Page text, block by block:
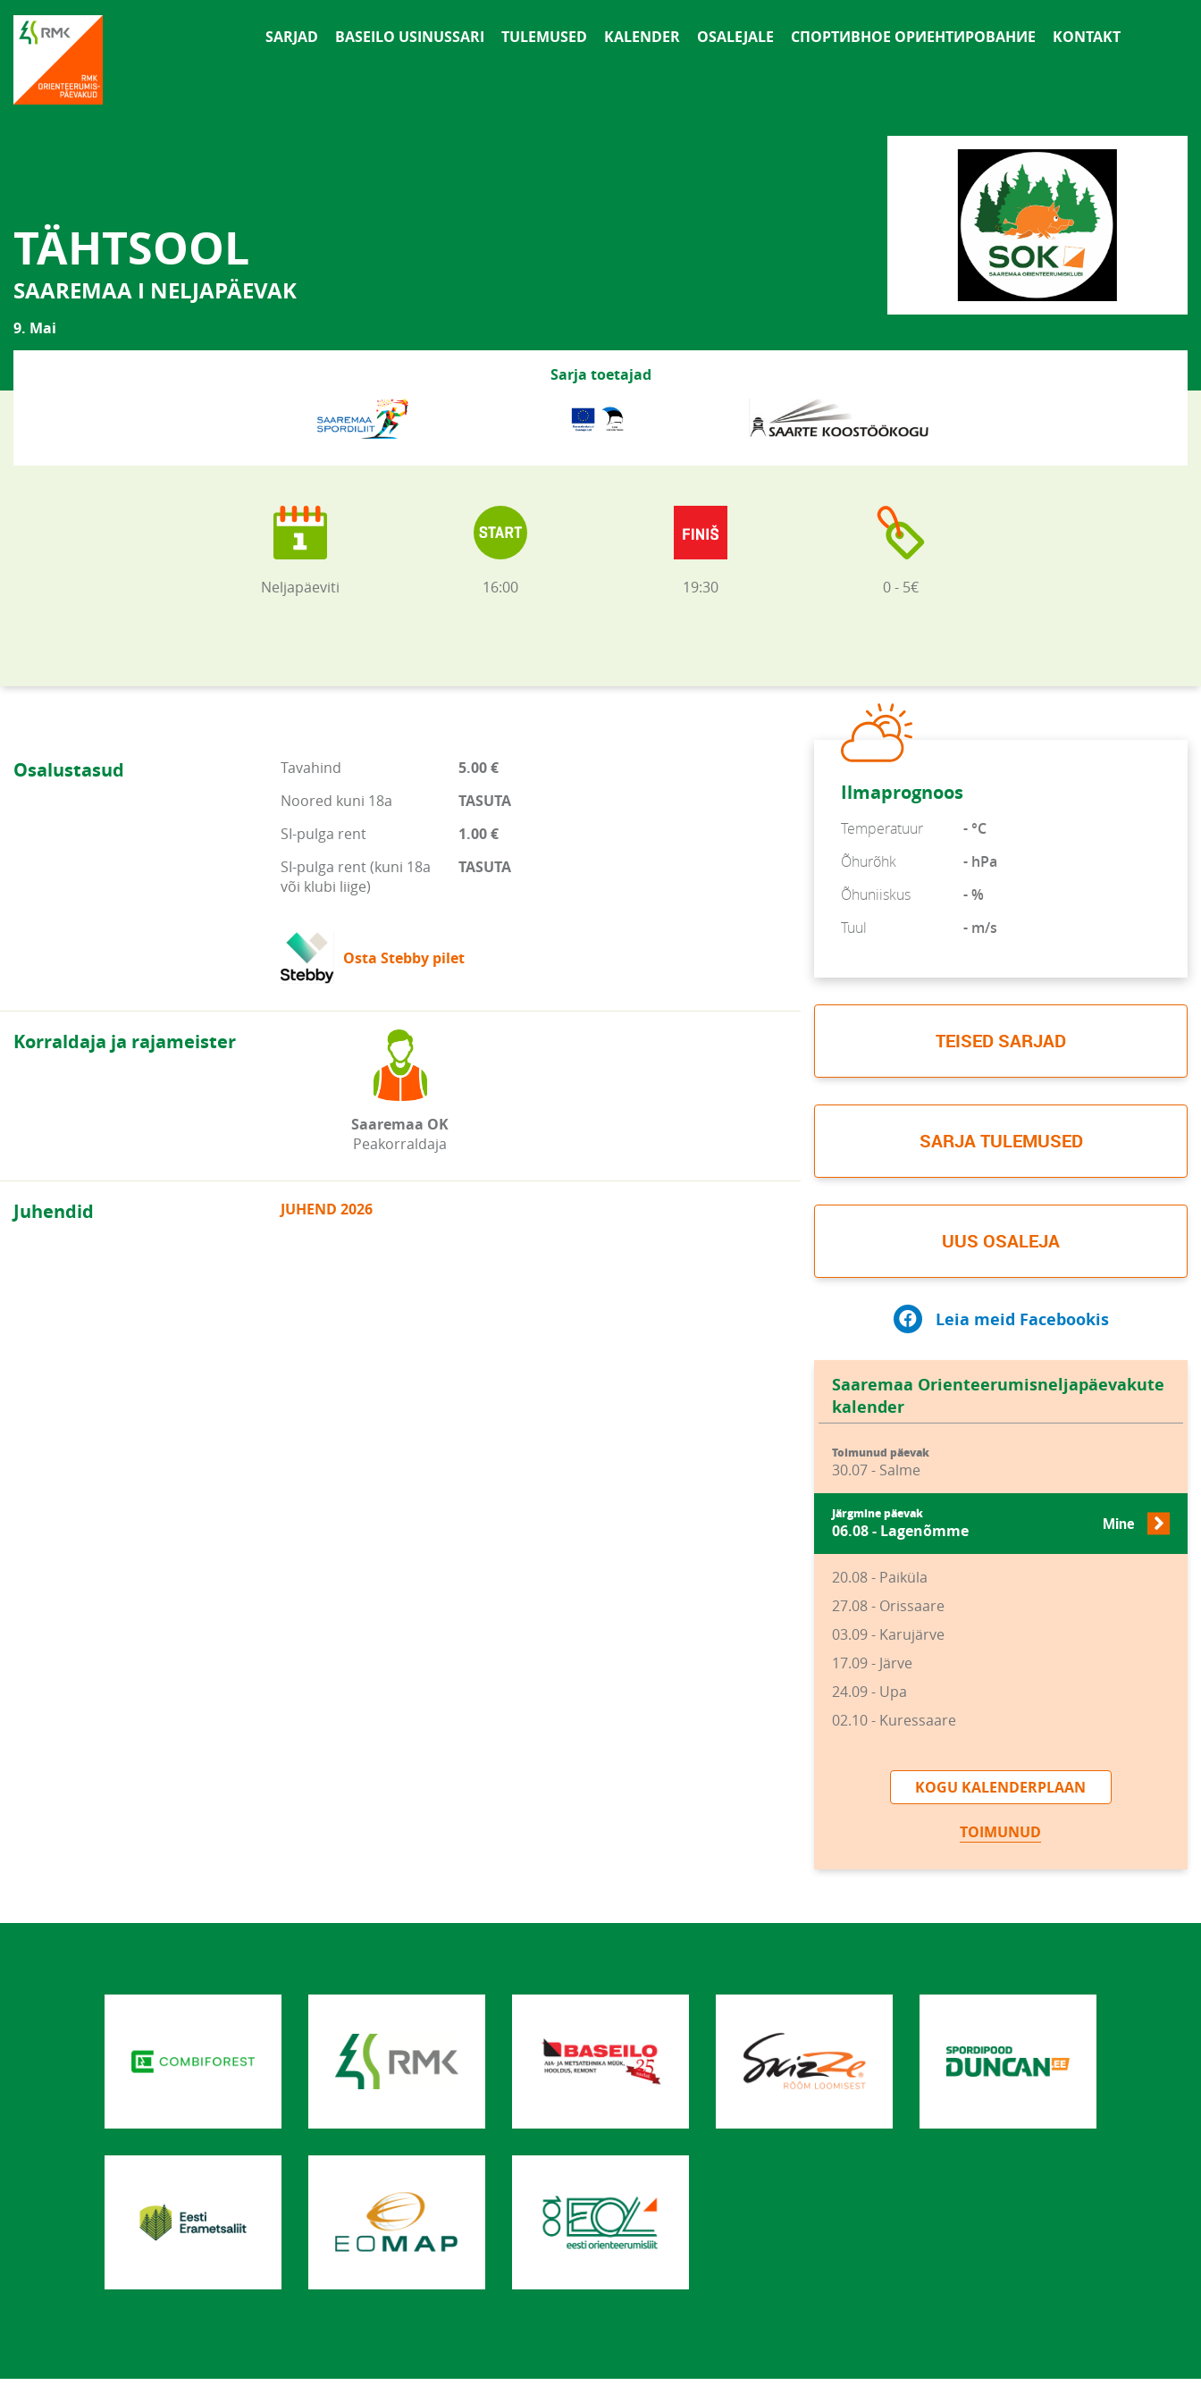
SARJAD BASEILO USINUSSARI TULEMUSED KALENDER OSALEJALE СПОРТИВНОЕ ОРИЕНТИРОВАНИЕ KONTAKT
TÄHTSOOL
SAAREMAA I NELJAPÄEVAK
9. Mai
Sarja toetajad
Neljapäeviti 16:00 19:30 0 - 5€
Osalustasud Tavahind
5.00 €
Noored kuni 18a
TASUTA
SI-pulga rent
1.00 €
SI-pulga rent (kuni 18a
või klubi liige)
TASUTA
Osta Stebby pilet
Korraldaja ja rajameister
Saaremaa OK
Peakorraldaja
Juhendid JUHEND 2026
Ilmaprognoos
Temperatuur
- °C
Õhurõhk
- hPa
Õhuniiskus
- %
Tuul
- m/s
TEISED SARJAD
SARJA TULEMUSED
UUS OSALEJA
Leia meid Facebookis
Saaremaa Orienteerumisneljapäevakute
kalender
Toimunud päevak
30.07 - Salme
Järgmine päevak
06.08 - Lagenõmme Mine
20.08 - Paiküla
27.08 - Orissaare
03.09 - Karujärve
17.09 - Järve
24.09 - Upa
02.10 - Kuressaare
KOGU KALENDERPLAAN
TOIMUNUD